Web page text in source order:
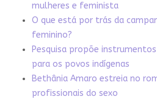
mulheres e feminista
O que está por trás da
feminino?
Pesquisa propõe
para os povos indígenas
Bethânia Amaro estreia no
profissionais do sexo